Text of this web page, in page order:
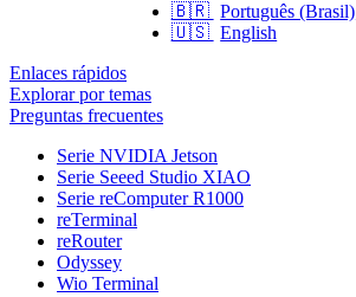
🇧🇷 Português (Brasil)
🇺🇸 English
Enlaces rápidos
Explorar por temas
Preguntas frecuentes
Serie NVIDIA Jetson
Serie Seeed Studio XIAO
Serie reComputer R1000
reTerminal
reRouter
Odyssey
Wio Terminal